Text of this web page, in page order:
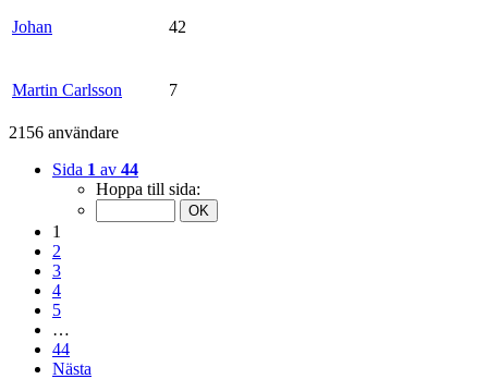
Johan 42
Martin Carlsson 7
2156 användare
Sida 1 av 44
Hoppa till sida:
1
2
3
4
5
…
44
Nästa